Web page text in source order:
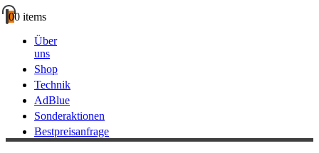
00 items
Über
uns
Shop
Technik
AdBlue
Sonderaktionen
Bestpreisanfrage